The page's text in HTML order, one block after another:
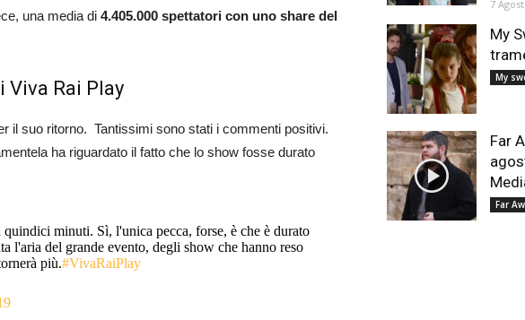
una media di 4.405.000 spettatori con uno share del
Rai Play
il suo ritorno. Tantissimi sono stati i commenti positivi.
ha riguardato il fatto che lo show fosse durato
minuti. Sì, l'unica pecca, forse, è che è durato
l'aria del grande evento, degli show che hanno reso
più.#VivaRaiPlay
7
My
My
Far
Far